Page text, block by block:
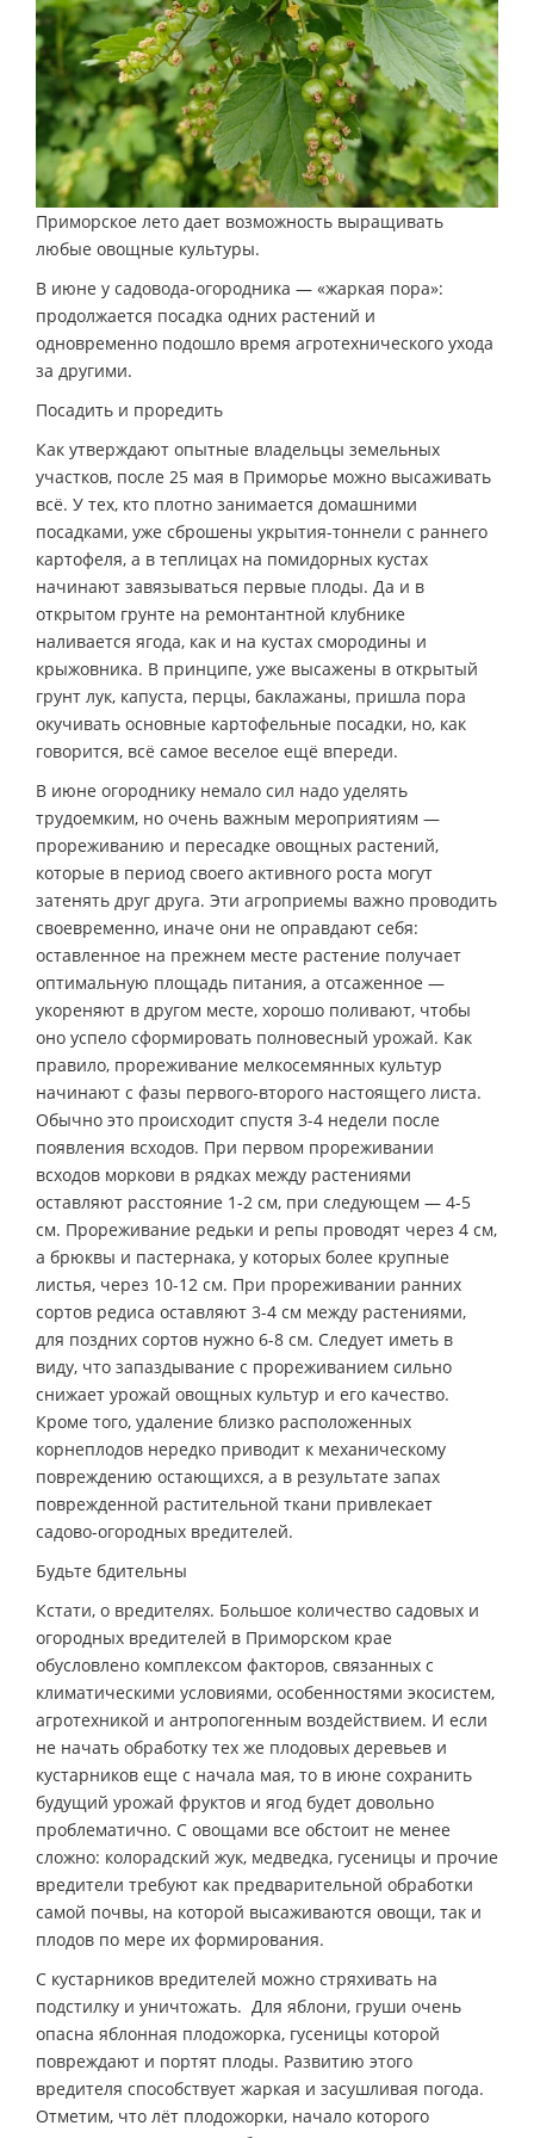
Приморское лето дает возможность выращивать
любые овощные культуры.
В июне у садовода-огородника — «жаркая пора»:
продолжается посадка одних растений и
одновременно подошло время агротехнического ухода
за другими.
Посадить и проредить
Как утверждают опытные владельцы земельных
участков, после 25 мая в Приморье можно высаживать
всё. У тех, кто плотно занимается домашними
посадками, уже сброшены укрытия-тоннели с раннего
картофеля, а в теплицах на помидорных кустах
начинают завязываться первые плоды. Да и в
открытом грунте на ремонтантной клубнике
наливается ягода, как и на кустах смородины и
крыжовника. В принципе, уже высажены в открытый
грунт лук, капуста, перцы, баклажаны, пришла пора
окучивать основные картофельные посадки, но, как
говорится, всё самое веселое ещё впереди.
В июне огороднику немало сил надо уделять
трудоемким, но очень важным мероприятиям —
прореживанию и пересадке овощных растений,
которые в период своего активного роста могут
затенять друг друга. Эти агроприемы важно проводить
своевременно, иначе они не оправдают себя:
оставленное на прежнем месте растение получает
оптимальную площадь питания, а отсаженное —
укореняют в другом месте, хорошо поливают, чтобы
оно успело сформировать полновесный урожай. Как
правило, прореживание мелкосемянных культур
начинают с фазы первого-второго настоящего листа.
Обычно это происходит спустя 3-4 недели после
появления всходов. При первом прореживании
всходов моркови в рядках между растениями
оставляют расстояние 1-2 см, при следующем — 4-5
см. Прореживание редьки и репы проводят через 4 см,
а брюквы и пастернака, у которых более крупные
листья, через 10-12 см. При прореживании ранних
сортов редиса оставляют 3-4 см между растениями,
для поздних сортов нужно 6-8 см. Следует иметь в
виду, что запаздывание с прореживанием сильно
снижает урожай овощных культур и его качество.
Кроме того, удаление близко расположенных
корнеплодов нередко приводит к механическому
повреждению остающихся, а в результате запах
поврежденной растительной ткани привлекает
садово-огородных вредителей.
Будьте бдительны
Кстати, о вредителях. Большое количество садовых и
огородных вредителей в Приморском крае
обусловлено комплексом факторов, связанных с
климатическими условиями, особенностями экосистем,
агротехникой и антропогенным воздействием. И если
не начать обработку тех же плодовых деревьев и
кустарников еще с начала мая, то в июне сохранить
будущий урожай фруктов и ягод будет довольно
проблематично. С овощами все обстоит не менее
сложно: колорадский жук, медведка, гусеницы и прочие
вредители требуют как предварительной обработки
самой почвы, на которой высаживаются овощи, так и
плодов по мере их формирования.
С кустарников вредителей можно стряхивать на
подстилку и уничтожать. Для яблони, груши очень
опасна яблонная плодожорка, гусеницы которой
повреждают и портят плоды. Развитию этого
вредителя способствует жаркая и засушливая погода.
Отметим, что лёт плодожорки, начало которого